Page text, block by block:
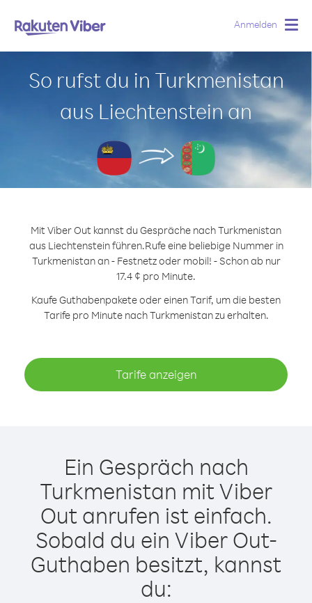
Anmelden
So rufst du in Turkmenistan
aus Liechtenstein an
Mit Viber Out kannst du Gespräche nach Turkmenistan
aus Liechtenstein führen.Rufe eine beliebige Nummer in
Turkmenistan an - Festnetz oder mobil! - Schon ab nur
17.4 ¢ pro Minute.
Kaufe Guthabenpakete oder einen Tarif, um die besten
Tarife pro Minute nach Turkmenistan zu erhalten.
Tarife anzeigen
Ein Gespräch nach
Turkmenistan mit Viber
Out anrufen ist einfach.
Sobald du ein Viber Out-
Guthaben besitzt, kannst
du: